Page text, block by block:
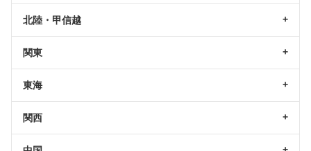
北陸・甲信越
関東
東海
関西